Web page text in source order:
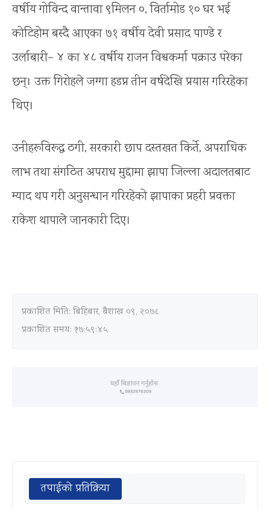
वर्षीय गोविन्द वान्तावा ९मिलन ०, विर्तामोड १० घर भई
कोटिहोम बस्दै आएका ७१ वर्षीय देवी प्रसाद पाण्डे र
उर्लाबारी– ४ का ४८ वर्षीय राजन विश्वकर्मा पक्राउ परेका
छन्। उक्त गिरोहले जग्गा हडप्न तीन वर्षदेखि प्रयास गरिरहेका
थिए।
उनीहरूविरूद्ध ठगी, सरकारी छाप दस्तखत किर्ते, अपराधिक
लाभ तथा संगठित अपराध मुद्दामा झापा जिल्ला अदालतबाट
म्याद थप गरी अनुसन्धान गरिरहेको झापाका प्रहरी प्रवक्ता
राकेश थापाले जानकारी दिए।
प्रकाशित मिति: बिहिबार, बैशाख ०९, २०७८
प्रकाशित समय: १७:५९:४५
तपाईको प्रतिक्रिया